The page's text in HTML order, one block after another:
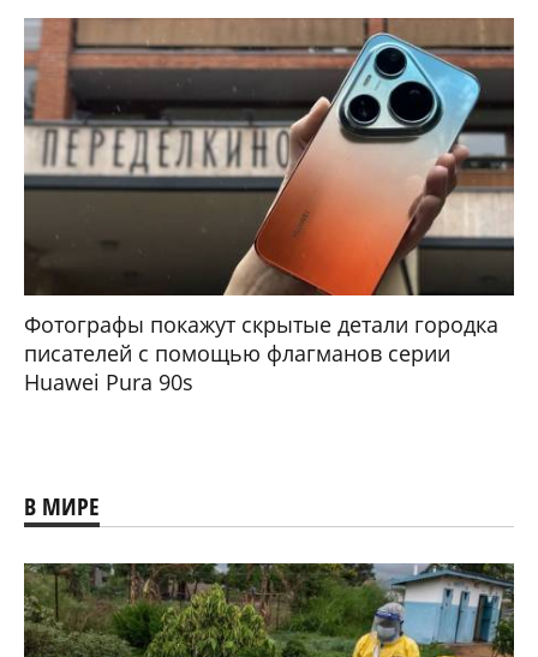
Фотографы покажут скрытые детали городка
писателей с помощью флагманов серии
Huawei Pura 90s
В МИРЕ